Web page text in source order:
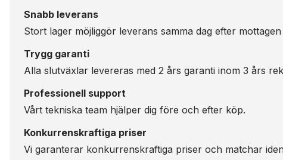
Snabb leverans
Stort lager möjliggör leverans samma dag efter
Trygg garanti
Alla slutväxlar levereras med 2 års garanti inom 3 års
Professionell support
Vårt tekniska team hjälper dig före och efter köp.
Konkurrenskraftiga priser
Vi garanterar konkurrenskraftiga priser och matchar